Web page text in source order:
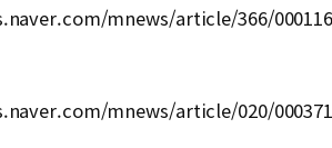
mnews/article/366/
mnews/article/020/